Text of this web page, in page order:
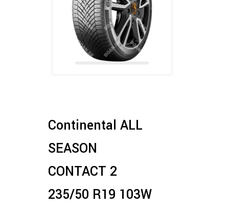
Continental ALL
SEASON
CONTACT 2
235/50 R19 103W